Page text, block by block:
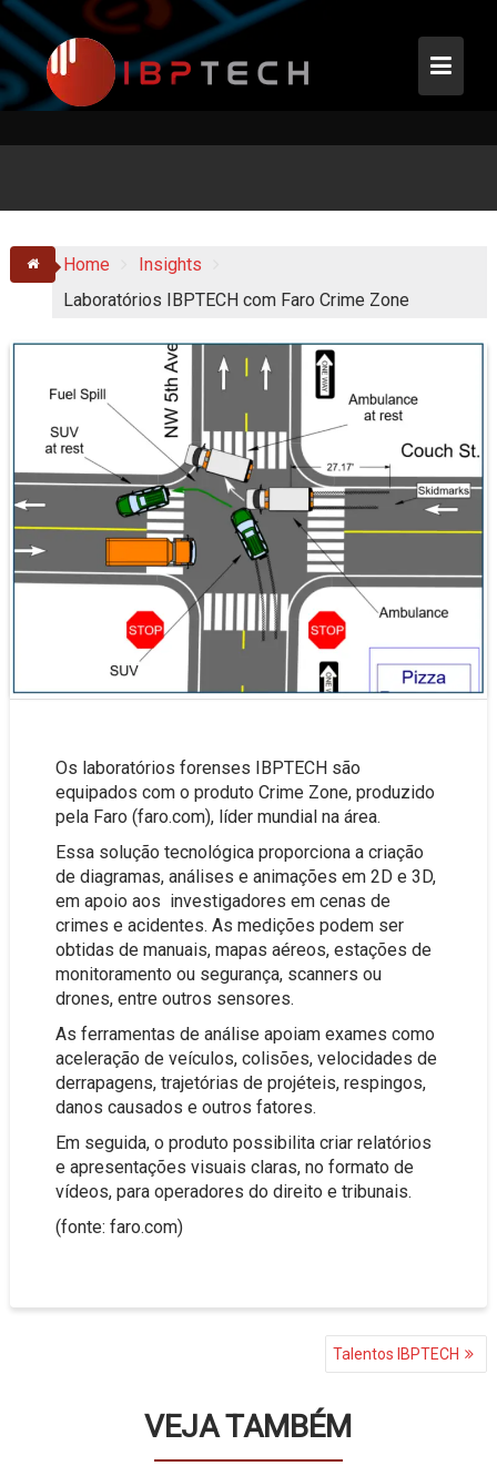
Skip
to
content
Home
Insights
Laboratórios IBPTECH com Faro Crime Zone
Os laboratórios forenses IBPTECH são
equipados com o produto Crime Zone, produzido
pela Faro (faro.com), líder mundial na área.
Essa solução tecnológica proporciona a criação
de diagramas, análises e animações em 2D e 3D,
em apoio aos investigadores em cenas de
crimes e acidentes. As medições podem ser
obtidas de manuais, mapas aéreos, estações de
monitoramento ou segurança, scanners ou
drones, entre outros sensores.
As ferramentas de análise apoiam exames como
aceleração de veículos, colisões, velocidades de
derrapagens, trajetórias de projéteis, respingos,
danos causados e outros fatores.
Em seguida, o produto possibilita criar relatórios
e apresentações visuais claras, no formato de
vídeos, para operadores do direito e tribunais.
(fonte: faro.com)
Talentos IBPTECH
VEJA TAMBÉM